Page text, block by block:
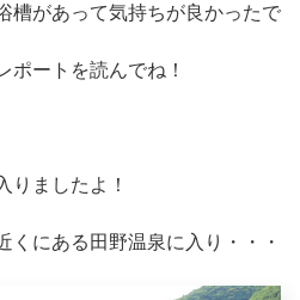
槽があって気持ちが良かったで
ポートを読んでね！
りましたよ！
くにある田野温泉に入り・・・